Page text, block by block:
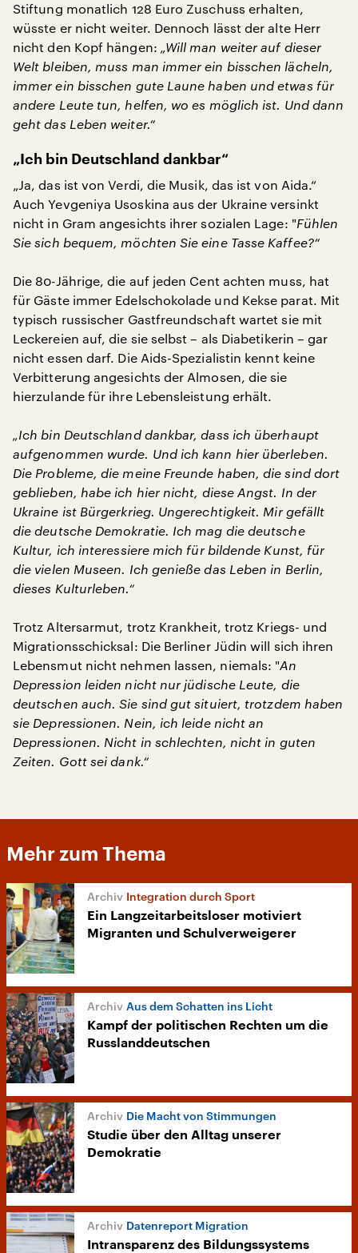
Stiftung monatlich 128 Euro Zuschuss erhalten,
wüsste er nicht weiter. Dennoch lässt der alte Herr
nicht den Kopf hängen: „Will man weiter auf dieser
Welt bleiben, muss man immer ein bisschen lächeln,
immer ein bisschen gute Laune haben und etwas für
andere Leute tun, helfen, wo es möglich ist. Und dann
geht das Leben weiter.“
„Ich bin Deutschland dankbar“
„Ja, das ist von Verdi, die Musik, das ist von Aida.“
Auch Yevgeniya Usoskina aus der Ukraine versinkt
nicht in Gram angesichts ihrer sozialen Lage: "Fühlen
Sie sich bequem, möchten Sie eine Tasse Kaffee?“
Die 80-Jährige, die auf jeden Cent achten muss, hat
für Gäste immer Edelschokolade und Kekse parat. Mit
typisch russischer Gastfreundschaft wartet sie mit
Leckereien auf, die sie selbst – als Diabetikerin – gar
nicht essen darf. Die Aids-Spezialistin kennt keine
Verbitterung angesichts der Almosen, die sie
hierzulande für ihre Lebensleistung erhält.
„Ich bin Deutschland dankbar, dass ich überhaupt
aufgenommen wurde. Und ich kann hier überleben.
Die Probleme, die meine Freunde haben, die sind dort
geblieben, habe ich hier nicht, diese Angst. In der
Ukraine ist Bürgerkrieg. Ungerechtigkeit. Mir gefällt
die deutsche Demokratie. Ich mag die deutsche
Kultur, ich interessiere mich für bildende Kunst, für
die vielen Museen. Ich genieße das Leben in Berlin,
dieses Kulturleben.“
Trotz Altersarmut, trotz Krankheit, trotz Kriegs- und
Migrationsschicksal: Die Berliner Jüdin will sich ihren
Lebensmut nicht nehmen lassen, niemals: "An
Depression leiden nicht nur jüdische Leute, die
deutschen auch. Sie sind gut situiert, trotzdem haben
sie Depressionen. Nein, ich leide nicht an
Depressionen. Nicht in schlechten, nicht in guten
Zeiten. Gott sei dank.“
Mehr zum Thema
Integration durch Sport
Ein Langzeitarbeitsloser motiviert
Migranten und Schulverweigerer
Aus dem Schatten ins Licht
Kampf der politischen Rechten um die
Russlanddeutschen
Die Macht von Stimmungen
Studie über den Alltag unserer
Demokratie
Datenreport Migration
Intransparenz des Bildungssystems